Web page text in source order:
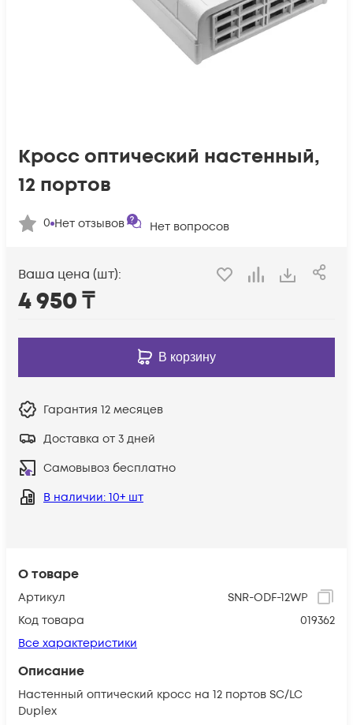
О товаре
Артикул
SNR-ODF-12WP
Код товара
019362
Все характеристики
Описание
Настенный оптический кросс на 12 портов SC/LC
Duplex
Кросс оптический настенный,
12 портов
0 Нет отзывов Нет вопросов
Ваша цена (шт):
4 950₸
В корзину
Гарантия 12 месяцев
Доставка от 3 дней
Самовывоз бесплатно
В наличии: 10+ шт